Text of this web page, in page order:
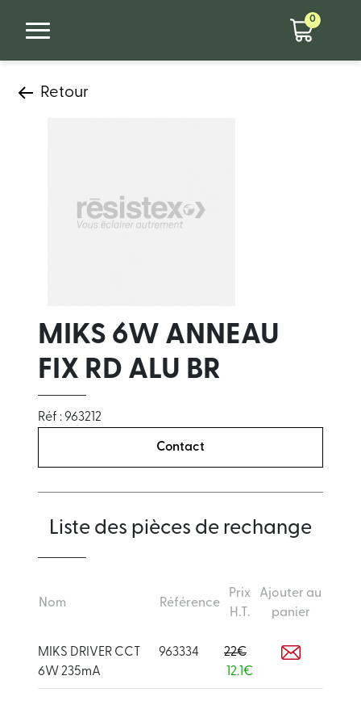
0
Retour
MIKS 6W ANNEAU
FIX RD ALU BR
Réf : 963212
Contact
Liste des pièces de rechange
Nom Référence
Prix
H.T.
Ajouter au
panier
MIKS DRIVER CCT
6W 235mA
963334
22€
12.1€